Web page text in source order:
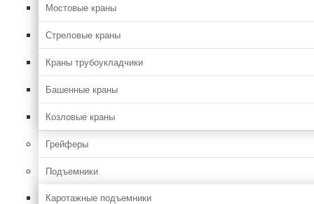
Мостовые краны
Стреловые краны
Краны трубоукладчики
Башенные краны
Козловые краны
Грейферы
Подъемники
Каротажные подъемники